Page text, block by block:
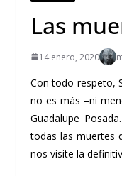
Las
14 enero, 2020
Con todo respeto,
no es más –ni
Guadalupe
todas las muertes
nos visite la